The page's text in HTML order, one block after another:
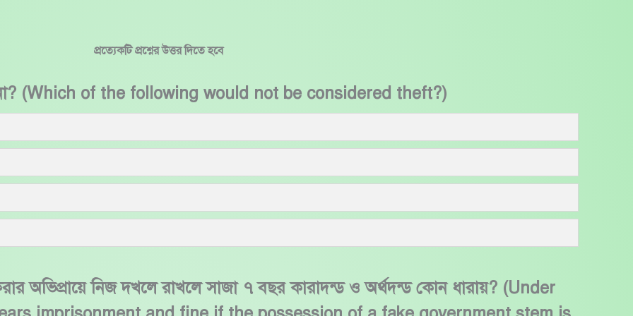
প্রত্যেকটি প্রশ্নের উত্তর দিতে হবে
না? (Which of the following would not be considered theft?)
করার অভিপ্রায়ে নিজ দখলে রাখলে সাজা ৭ বছর কারাদন্ড ও অর্থদন্ড কোন ধারায়? (Under